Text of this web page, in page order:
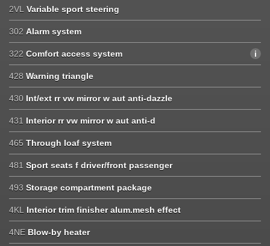
2VL Variable sport steering
302 Alarm system
322 Comfort access system
428 Warning triangle
430 Int/ext rr vw mirror w aut anti-dazzle
431 Interior rr vw mirror w aut anti-d
465 Through loaf system
481 Sport seats f driver/front passenger
493 Storage compartment package
4KL Interior trim finisher alum.mesh effect
4NE Blow-by heater